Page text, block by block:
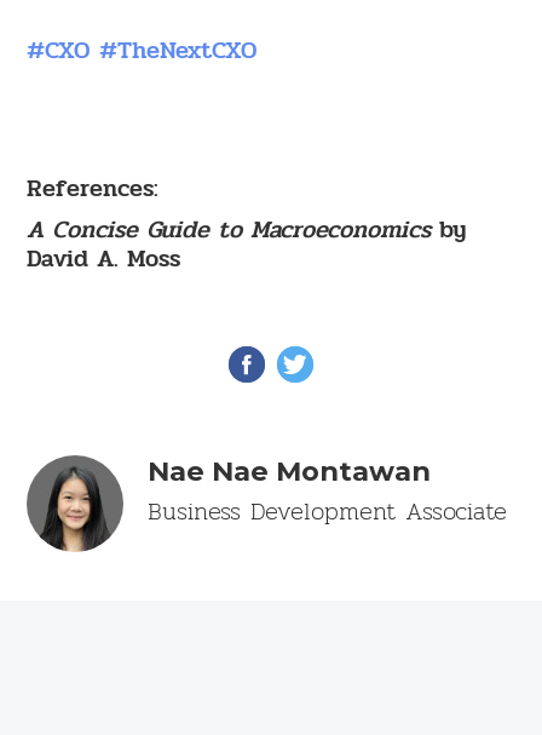
#CXO #TheNextCXO
References:
A Concise Guide to Macroeconomicsby
David A. Moss
Nae Nae Montawan
Business Development Associate